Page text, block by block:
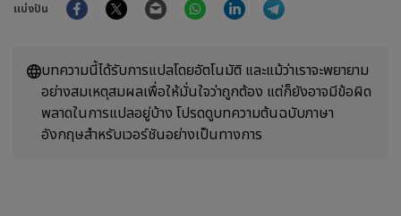
แบ่งปัน
บทความนี้ได้รับการแปลโดยอัตโนมัติ และแม้ว่าเราจะพยายาม
อย่างสมเหตุสมผลเพื่อให้มั่นใจว่าถูกต้อง แต่ก็ยังอาจมีข้อผิด
พลาดในการแปลอยู่บ้าง โปรดดูบทความต้นฉบับภาษา
อังกฤษสำหรับเวอร์ชันอย่างเป็นทางการ